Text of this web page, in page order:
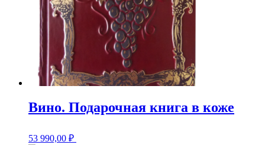
Вино. Подарочная книга в коже
53 990,00 ₽